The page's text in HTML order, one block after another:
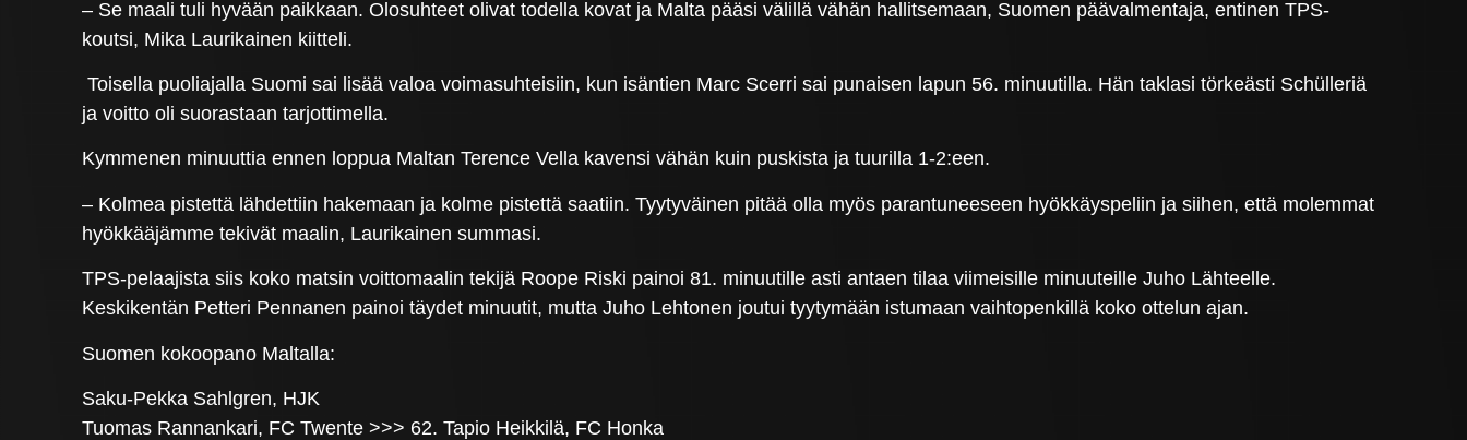
– Se maali tuli hyvään paikkaan. Olosuhteet olivat todella kovat ja Malta pääsi välillä vähän hallitsemaan, Suomen päävalmentaja, entinen TPS-
koutsi, Mika Laurikainen kiitteli.
Toisella puoliajalla Suomi sai lisää valoa voimasuhteisiin, kun isäntien Marc Scerri sai punaisen lapun 56. minuutilla. Hän taklasi törkeästi Schülleriä
ja voitto oli suorastaan tarjottimella.
Kymmenen minuuttia ennen loppua Maltan Terence Vella kavensi vähän kuin puskista ja tuurilla 1-2:een.
– Kolmea pistettä lähdettiin hakemaan ja kolme pistettä saatiin. Tyytyväinen pitää olla myös parantuneeseen hyökkäyspeliin ja siihen, että molemmat
hyökkääjämme tekivät maalin, Laurikainen summasi.
TPS-pelaajista siis koko matsin voittomaalin tekijä Roope Riski painoi 81. minuutille asti antaen tilaa viimeisille minuuteille Juho Lähteelle.
Keskikentän Petteri Pennanen painoi täydet minuutit, mutta Juho Lehtonen joutui tyytymään istumaan vaihtopenkillä koko ottelun ajan.
Suomen kokoopano Maltalla:
Saku-Pekka Sahlgren, HJK
Tuomas Rannankari, FC Twente >>> 62. Tapio Heikkilä, FC Honka